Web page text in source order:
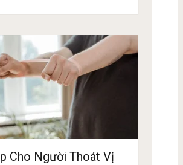
Cho Người Thoát Vị